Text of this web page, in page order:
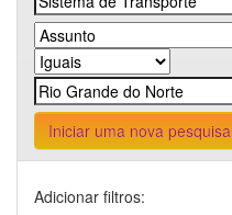
Iniciar uma nova pesquisa
Adicionar filtros: